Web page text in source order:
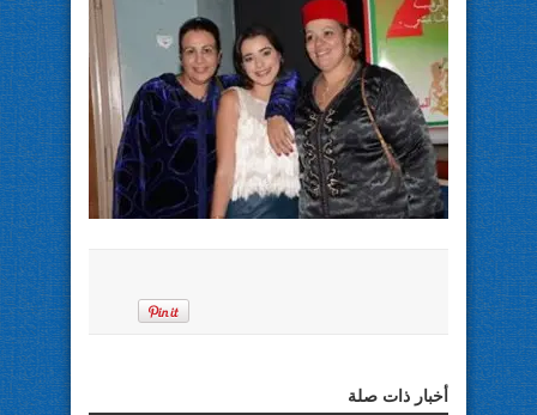
أخبار ذات صلة